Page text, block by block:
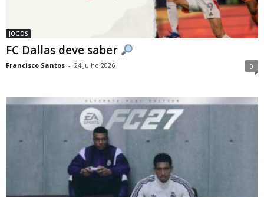
JOGOS
FC Dallas deve saber
Francisco Santos - 24 Julho 2026 0